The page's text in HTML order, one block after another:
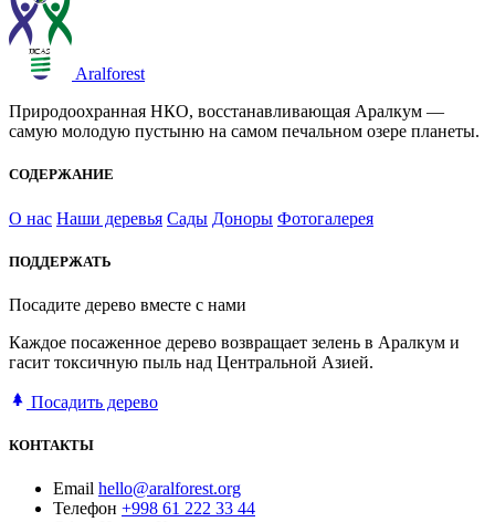
Aralforest
Природоохранная НКО, восстанавливающая Аралкум —
самую молодую пустыню на самом печальном озере планеты.
СОДЕРЖАНИЕ
О нас Наши деревья Сады Доноры Фотогалерея
ПОДДЕРЖАТЬ
Посадите дерево вместе с нами
Каждое посаженное дерево возвращает зелень в Аралкум и
гасит токсичную пыль над Центральной Азией.
Посадить дерево
КОНТАКТЫ
Email hello@aralforest.org
Телефон +998 61 222 33 44